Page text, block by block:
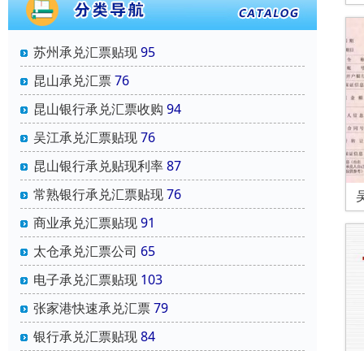
苏州承兑汇票贴现95
昆山承兑汇票76
昆山银行承兑汇票收购 94
吴江承兑汇票贴现76
昆山银行承兑贴现利率87
常熟银行承兑汇票贴现76
商业承兑汇票贴现91
太仓承兑汇票公司 65
电子承兑汇票贴现 103
张家港快速承兑汇票79
银行承兑汇票贴现84